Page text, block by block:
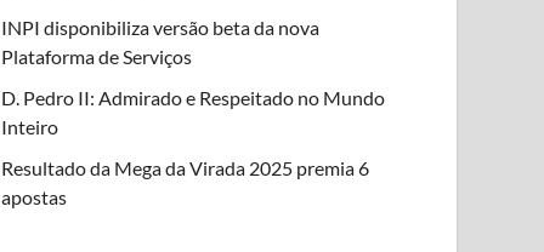
INPI disponibiliza versão beta da nova
Plataforma de Serviços
D. Pedro II: Admirado e Respeitado no Mundo
Inteiro
Resultado da Mega da Virada 2025 premia 6
apostas